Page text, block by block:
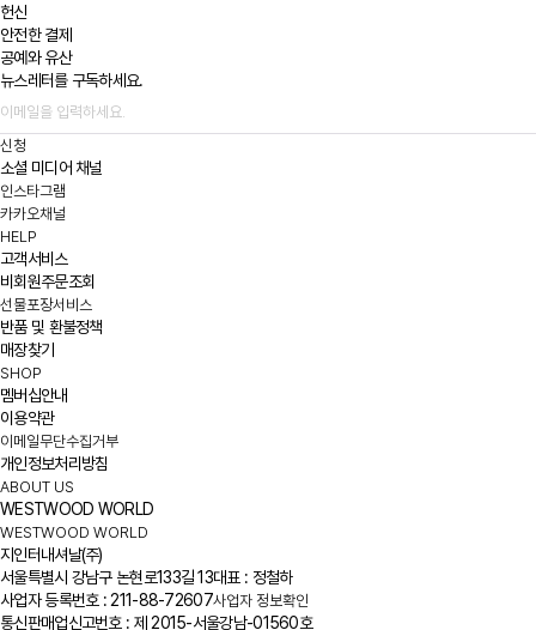
헌신
안전한 결제
공예와 유산
뉴스레터를 구독하세요.
신청
소셜 미디어 채널
인스타그램
카카오채널
HELP
고객서비스
비회원주문조회
선물포장서비스
반품 및 환불정책
매장찾기
SHOP
멤버십안내
이용약관
이메일무단수집거부
개인정보처리방침
ABOUT US
WESTWOOD WORLD
WESTWOOD WORLD
지인터내셔날(주)
서울특별시 강남구 논현로133길 13대표 : 정철하
사업자 등록번호 : 211-88-72607사업자 정보확인
통신판매업신고번호 : 제 2015-서울강남-01560호